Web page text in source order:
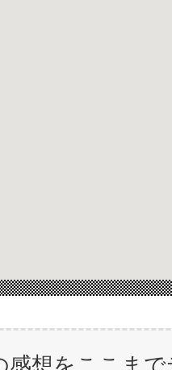
感想をここま